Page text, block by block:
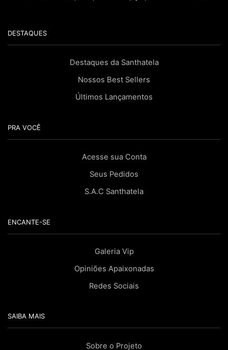
DESTAQUES
Destaques da Santhatela
Nossos Best Sellers
Últimos Lançamentos
PRA VOCÊ
Acesse sua Conta
Seus Pedidos
S.A.C Santhatela
ENCANTE-SE
Galeria Vip
Opiniões Apaixonadas
Redes Sociais
SAIBA MAIS
Sobre o Projeto